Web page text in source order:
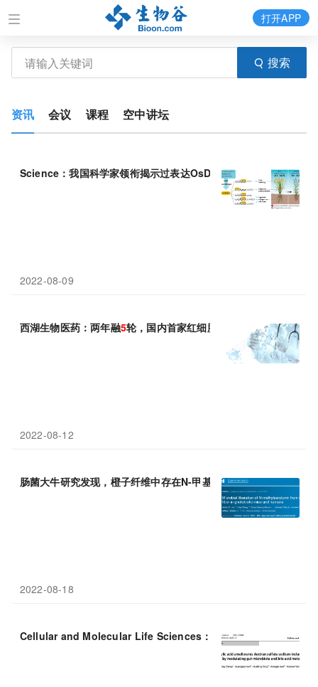
搜索
打开APP
资讯 会议 课程 空中讲坛
Science：我国科学家领衔揭示过表达OsDREB1 基因可让水稻
2022-08-09
西湖生物医药：两年融5轮，国内首家红细胞疗法公司
2022-08-12
肠菌大牛研究发现，橙子纤维中存在N-甲基- 5羟色胺，或可增强肠
2022-08-18
Cellular and Molecular Life Sciences： -氨基水杨酸通过调